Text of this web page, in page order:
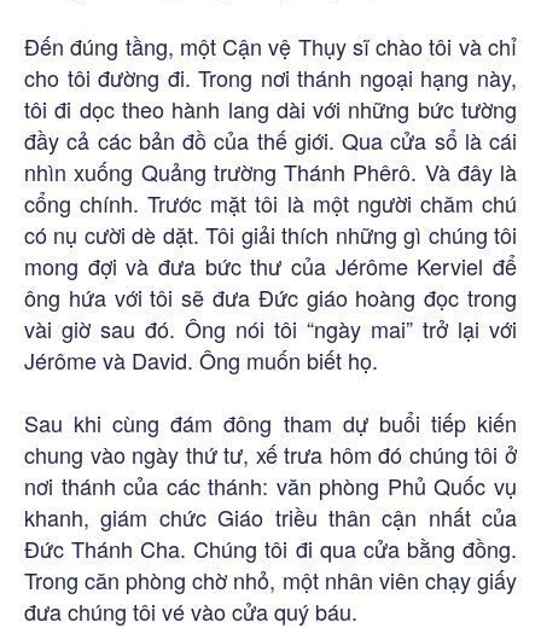
Đến đúng tầng, một Cận vệ Thụy sĩ chào tôi và chỉ
cho tôi đường đi. Trong nơi thánh ngoại hạng này,
tôi đi dọc theo hành lang dài với những bức tường
đầy cả các bản đồ của thế giới. Qua cửa sổ là cái
nhìn xuống Quảng trường Thánh Phêrô. Và đây là
cổng chính. Trước mặt tôi là một người chăm chú
có nụ cười dè dặt. Tôi giải thích những gì chúng tôi
mong đợi và đưa bức thư của Jérôme Kerviel để
ông hứa với tôi sẽ đưa Đức giáo hoàng đọc trong
vài giờ sau đó. Ông nói tôi “ngày mai” trở lại với
Jérôme và David. Ông muốn biết họ.
Sau khi cùng đám đông tham dự buổi tiếp kiến
chung vào ngày thứ tư, xế trưa hôm đó chúng tôi ở
nơi thánh của các thánh: văn phòng Phủ Quốc vụ
khanh, giám chức Giáo triều thân cận nhất của
Đức Thánh Cha. Chúng tôi đi qua cửa bằng đồng.
Trong căn phòng chờ nhỏ, một nhân viên chạy giấy
đưa chúng tôi vé vào cửa quý báu.